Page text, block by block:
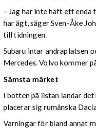
– Jag har inte haft ett
har ägt, säger Sven-Åke
till tidningen.
Subaru intar andraplatsen
Mercedes. Volvo kommer
Sämsta märket
I botten på listan landar
placerar sig rumänska
Varningar för bland annat